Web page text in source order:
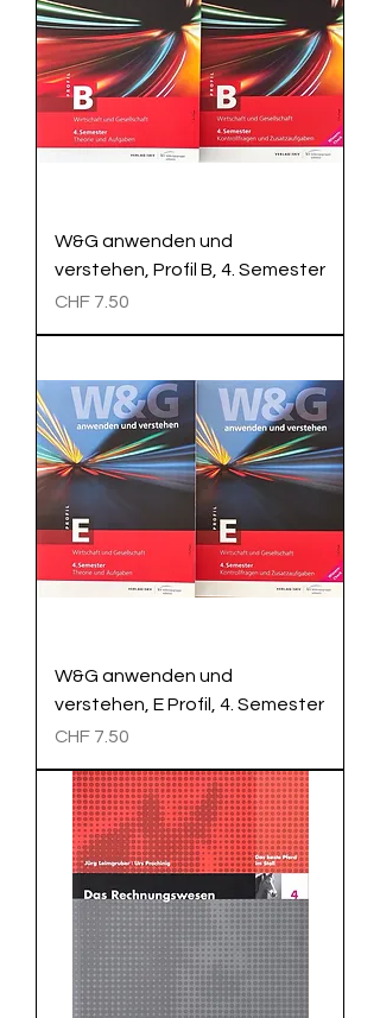
W&G anwenden und
verstehen, Profil B, 4. Semester
Preis
CHF 7.50
W&G anwenden und
verstehen, E Profil, 4. Semester
Preis
CHF 7.50